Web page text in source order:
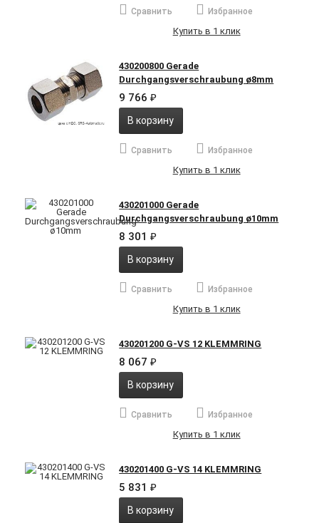
Сравнить Избранное
Купить в 1 клик
430200800 Gerade
Durchgangsverschraubung ø8mm
9 766₽
В корзину
Сравнить Избранное
Купить в 1 клик
430201000 Gerade
Durchgangsverschraubung ø10mm
8 301₽
В корзину
Сравнить Избранное
Купить в 1 клик
430201200 G-VS 12 KLEMMRING
8 067₽
В корзину
Сравнить Избранное
Купить в 1 клик
430201400 G-VS 14 KLEMMRING
5 831₽
В корзину